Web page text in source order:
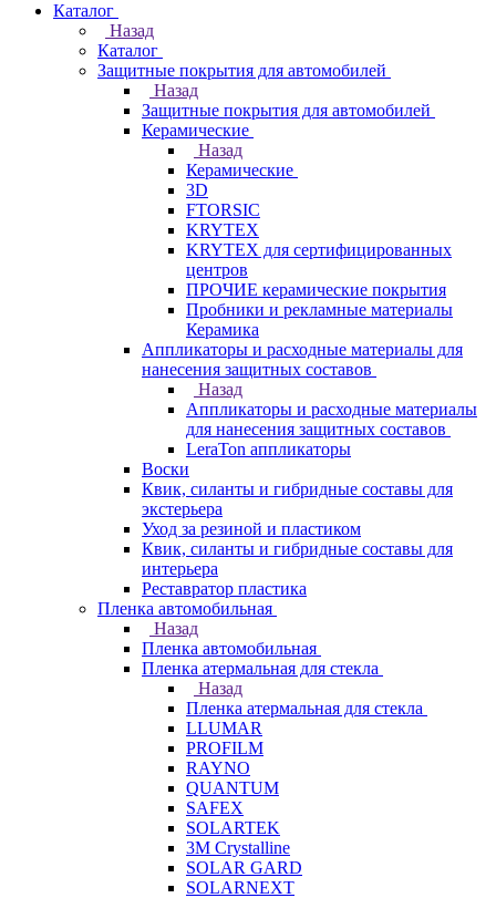
Каталог
Назад
Каталог
Защитные покрытия для автомобилей
Назад
Защитные покрытия для автомобилей
Керамические
Назад
Керамические
3D
FTORSIC
KRYTEX
KRYTEX для сертифицированных
центров
ПРОЧИЕ керамические покрытия
Пробники и рекламные материалы
Керамика
Аппликаторы и расходные материалы для
нанесения защитных составов
Назад
Аппликаторы и расходные материалы
для нанесения защитных составов
LeraTon аппликаторы
Воски
Квик, силанты и гибридные составы для
экстерьера
Уход за резиной и пластиком
Квик, силанты и гибридные составы для
интерьера
Реставратор пластика
Пленка автомобильная
Назад
Пленка автомобильная
Пленка атермальная для стекла
Назад
Пленка атермальная для стекла
LLUMAR
PROFILM
RAYNO
QUANTUM
SAFEX
SOLARTEK
3M Crystalline
SOLAR GARD
SOLARNEXT